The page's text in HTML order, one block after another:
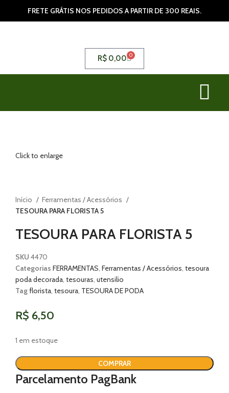
FRETE GRÁTIS NOS PEDIDOS A PARTIR DE 300 REAIS.
R$ 0,00 0
Click to enlarge
Início
Ferramentas / Acessórios
TESOURA PARA FLORISTA 5
TESOURA PARA FLORISTA 5
SKU 4470
Categorias FERRAMENTAS Ferramentas / Acessórios tesoura
poda decorada tesouras utensilio
Tagflorista tesoura TESOURA DE PODA
R$ 6,50
1 em estoque
COMPRAR
Parcelamento PagBank